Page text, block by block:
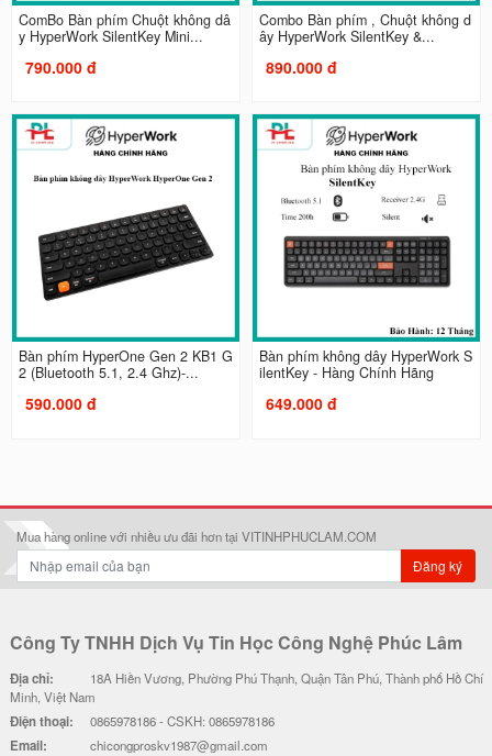
ComBo Bàn phím Chuột không dâ
y HyperWork SilentKey Mini...
790.000 đ
Combo Bàn phím , Chuột không d
ây HyperWork SilentKey &...
890.000 đ
Bàn phím HyperOne Gen 2 KB1 G
2 (Bluetooth 5.1, 2.4 Ghz)-...
590.000 đ
Bàn phím không dây HyperWork S
ilentKey - Hàng Chính Hãng
649.000 đ
Mua hàng online với nhiều ưu đãi hơn tại VITINHPHUCLAM.COM
Đăng ký
Công Ty TNHH Dịch Vụ Tin Học Công Nghệ Phúc Lâm
Địa chỉ:
18A Hiền Vương, Phường Phú Thạnh, Quận Tân Phú, Thành phố Hồ Chí
Minh, Việt Nam
Điện thoại: 0865978186 - CSKH: 0865978186
Email: chicongproskv1987@gmail.com